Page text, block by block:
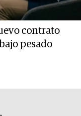
contrato
pesado